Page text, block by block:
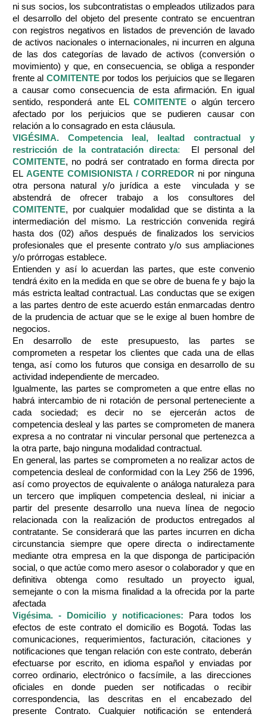
ni sus socios, los subcontratistas o empleados utilizados para
el desarrollo del objeto del presente contrato se encuentran
con registros negativos en listados de prevención de lavado
de activos nacionales o internacionales, ni incurren en alguna
de las dos categorías de lavado de activos (conversión o
movimiento) y que, en consecuencia, se obliga a responder
frente al COMITENTEpor todos los perjuicios que se llegaren
a causar como consecuencia de esta afirmación. En igual
sentido, responderá ante ELCOMITENTE o algún tercero
afectado por los perjuicios que se pudieren causar con
relación a lo consagrado en esta cláusula.
VIGÉSIMA. Competencia leal, lealtad contractual y
restricción de la contratación directa: El personal del
COMITENTE, no podrá ser contratado en forma directa por
EL AGENTE COMISIONISTA / CORREDOR ni por ninguna
otra persona natural y/o jurídica a este vinculada y se
abstendrá de ofrecer trabajo a los consultores del
COMITENTE, por cualquier modalidad que se distinta a la
intermediación del mismo. La restricción convenida regirá
hasta dos (02) años después de finalizados los servicios
profesionales que el presente contrato y/o sus ampliaciones
y/o prórrogas establece.
Entienden y así lo acuerdan las partes, que este convenio
tendrá éxito en la medida en que se obre de buena fe y bajo la
más estricta lealtad contractual. Las conductas que se exigen
a las partes dentro de este acuerdo están enmarcadas dentro
de la prudencia de actuar que se le exige al buen hombre de
negocios.
En desarrollo de este presupuesto, las partes se
comprometen a respetar los clientes que cada una de ellas
tenga, así como los futuros que consiga en desarrollo de su
actividad independiente de mercadeo.
Igualmente, las partes se comprometen a que entre ellas no
habrá intercambio de ni rotación de personal perteneciente a
cada sociedad; es decir no se ejercerán actos de
competencia desleal y las partes se comprometen de manera
expresa a no contratar ni vincular personal que pertenezca a
la otra parte, bajo ninguna modalidad contractual.
En general, las partes se comprometen a no realizar actos de
competencia desleal de conformidad con la Ley 256 de 1996,
así como proyectos de equivalente o análoga naturaleza para
un tercero que impliquen competencia desleal, ni iniciar a
partir del presente desarrollo una nueva línea de negocio
relacionada con la realización de productos entregados al
contratante. Se considerará que las partes incurren en dicha
circunstancia siempre que opere directa o indirectamente
mediante otra empresa en la que disponga de participación
social, o que actúe como mero asesor o colaborador y que en
definitiva obtenga como resultado un proyecto igual,
semejante o con la misma finalidad a la ofrecida por la parte
afectada
Vigésima. - Domicilio y notificaciones: Para todos los
efectos de este contrato el domicilio es Bogotá. Todas las
comunicaciones, requerimientos, facturación, citaciones y
notificaciones que tengan relación con este contrato, deberán
efectuarse por escrito, en idioma español y enviadas por
correo ordinario, electrónico o facsímile, a las direcciones
oficiales en donde pueden ser notificadas o recibir
correspondencia, las descritas en el encabezado del
presente Contrato. Cualquier notificación se entenderá